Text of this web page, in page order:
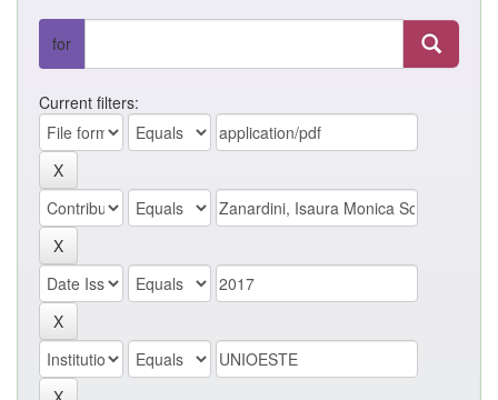
for
Current filters: